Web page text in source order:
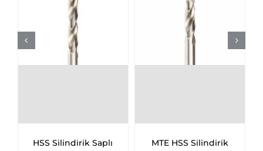
Saplı
MTE HSS Silindirik
MTE HSS